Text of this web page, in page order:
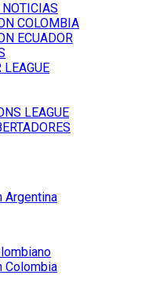
COLOMBIA
ECUADOR
LEAGUE
LEAGUE
Argentina
Colombia